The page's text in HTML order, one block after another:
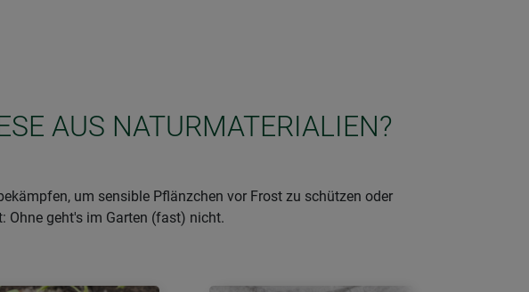
AUS NATURMATERIALIEN?
um sensible Pflänzchen vor Frost zu schützen oder
Ohne geht's im Garten (fast) nicht.